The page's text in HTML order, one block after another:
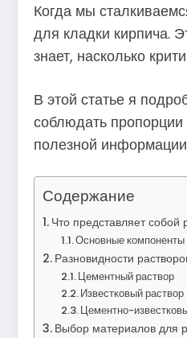
Когда мы
для кладки кирпича.
знает, насколько
В этой статье я
соблюдать
полезной
Содержание
Что представляет собой
Основные компоненты
Разновидности
Цементный раствор
Известковый раствор
Цементно-
Выбор материалов для